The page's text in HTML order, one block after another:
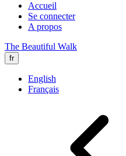
Accueil
Se connecter
A propos
The Beautiful Walk
fr
English
Français